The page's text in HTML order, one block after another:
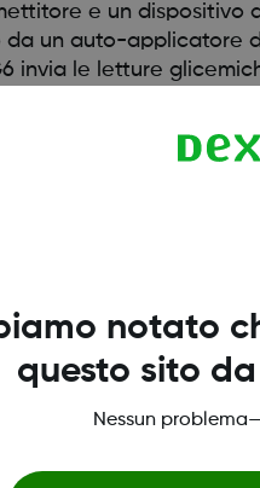
e un dispositivo
un auto-applicatore
invia le letture
da 2 anni di età.
corrispondono ai
notato
questo sito
Nessun